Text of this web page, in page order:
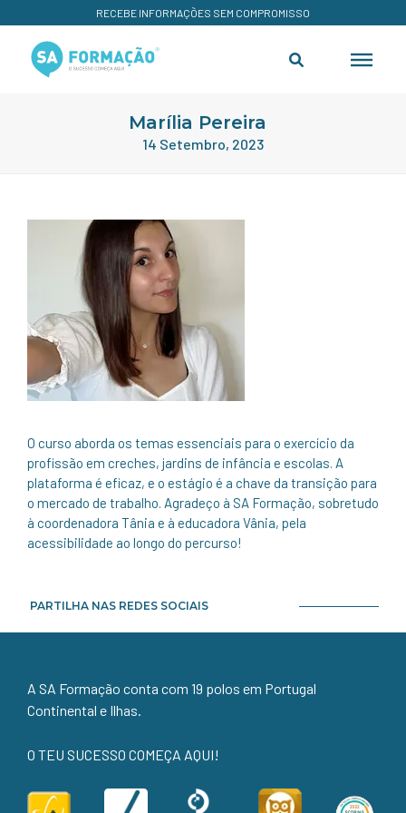
RECEBE INFORMAÇÕES SEM COMPROMISSO
Marília Pereira
14 Setembro, 2023
O curso aborda os temas essenciais para o exercício da
profissão em creches, jardins de infância e escolas. A
plataforma é eficaz, e o estágio é a chave da transição para
o mercado de trabalho. Agradeço à SA Formação, sobretudo
à coordenadora Tânia e à educadora Vânia, pela
acessibilidade ao longo do percurso!
PARTILHA NAS REDES SOCIAIS
A SA Formação conta com 19 polos em Portugal
Continental e Ilhas.
O TEU SUCESSO COMEÇA AQUI!